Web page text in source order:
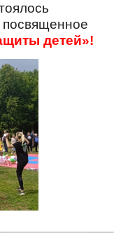
посвященное
детей»!